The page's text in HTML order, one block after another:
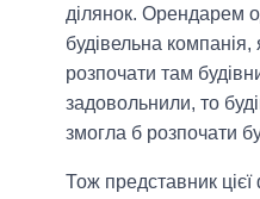
ділянок. Орендарем
будівельна
розпочати там
задовольнили, то
змогла б розпочати
Тож представник